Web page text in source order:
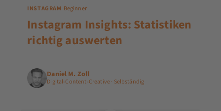
INSTAGRAM Beginner
Instagram Insights: Statistiken
richtig auswerten
Daniel M. Zoll
Digital-Content-Creative · Selbständig